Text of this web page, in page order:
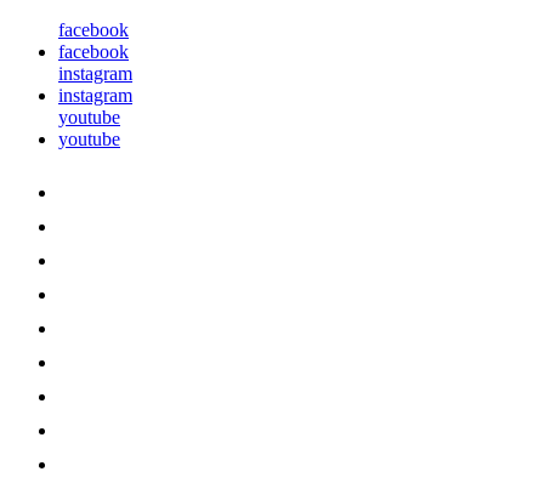
facebook
facebook
instagram
instagram
youtube
youtube